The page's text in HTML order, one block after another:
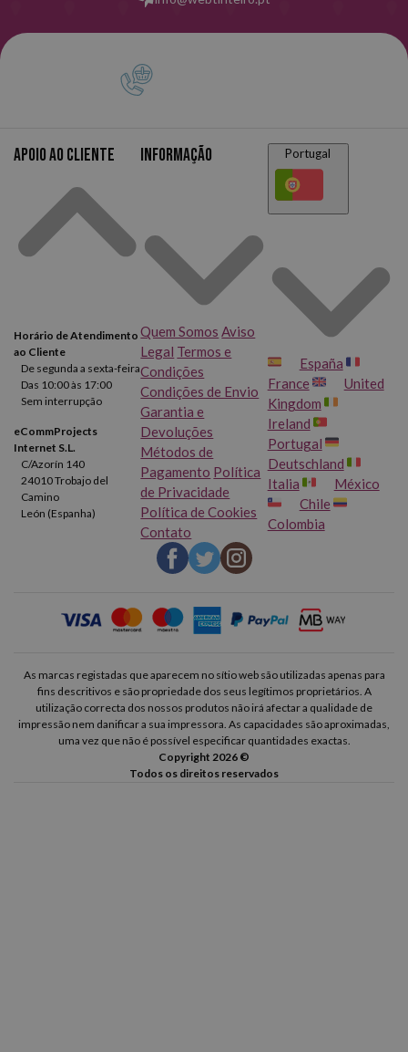
Apoio ao cliente
Horário de Atendimento
ao Cliente
De segunda a sexta-feira
Das 10:00 às 17:00
Sem interrupção
eCommProjects
Internet S.L.
C/Azorín 140
24010 Trobajo del
Camino
León (Espanha)
Informação
Quem Somos Aviso
Legal Termos e
Condições
Condições de Envio
Garantia e
Devoluções
Métodos de
Pagamento Política
de Privacidade
Política de Cookies
Contato
Portugal
España
France
United
Kingdom
Ireland
Portugal
Deutschland
Italia
México
Chile
Colombia
As marcas registadas que aparecem no sítio web são utilizadas apenas para
fins descritivos e são propriedade dos seus legítimos proprietários. A
utilização correcta dos nossos produtos não irá afectar a qualidade de
impressão nem danificar a sua impressora. As capacidades são aproximadas,
uma vez que não é possível especificar quantidades exactas.
Copyright 2026 ©
Todos os direitos reservados